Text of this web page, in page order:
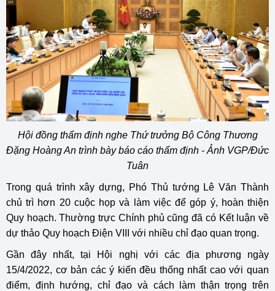
Hội đồng thẩm định nghe Thứ trưởng Bộ Công Thương
Đặng Hoàng An trình bày báo cáo thẩm định - Ảnh VGP/Đức
Tuân
Trong quá trình xây dựng, Phó Thủ tướng Lê Văn Thành
chủ trì hơn 20 cuộc họp và làm việc để góp ý, hoàn thiện
Quy hoạch. Thường trực Chính phủ cũng đã có Kết luận về
dự thảo Quy hoạch Điện VIII với nhiều chỉ đạo quan trọng.
Gần đây nhất, tại Hội nghị với các địa phương ngày
15/4/2022, cơ bản các ý kiến đều thống nhất cao với quan
điểm, định hướng, chỉ đạo và cách làm thận trọng trên